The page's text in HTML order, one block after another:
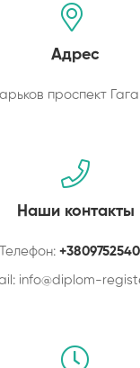
Адрес
проспект
Наши контакты
Телефон:
info@diplom-